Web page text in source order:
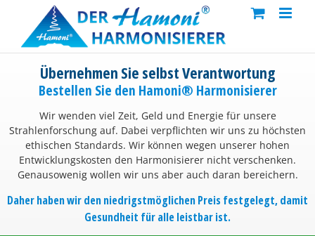
content
Übernehmen Sie selbst Verantwortung
Bestellen Sie den Hamoni® Harmonisierer
Wir wenden viel Zeit, Geld und Energie für unsere
Strahlenforschung auf. Dabei verpflichten wir uns zu höchsten
ethischen Standards. Wir können wegen unserer hohen
Entwicklungskosten den Harmonisierer nicht verschenken.
Genausowenig wollen wir uns aber auch daran bereichern.
Daher haben wir den niedrigstmöglichen Preis festgelegt, damit
Gesundheit für alle leistbar ist.